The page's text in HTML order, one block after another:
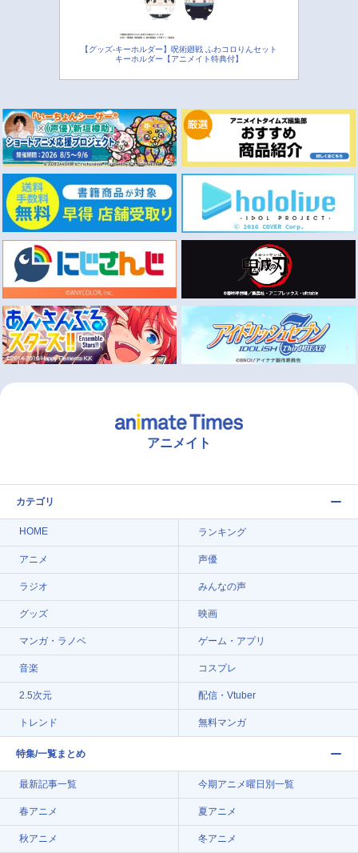
【グッズ-キーホルダー】呪術廻戦 ふわコロりんセット
キーホルダー【アニメイト特典付】
アニメイト
カテゴリ
HOME ランキング
アニメ 声優
ラジオ みんなの声
グッズ 映画
マンガ・ラノベ ゲーム・アプリ
音楽 コスプレ
2.5次元 配信・Vtuber
トレンド 無料マンガ
特集/一覧まとめ
最新記事一覧 今期アニメ曜日別一覧
春アニメ 夏アニメ
秋アニメ 冬アニメ